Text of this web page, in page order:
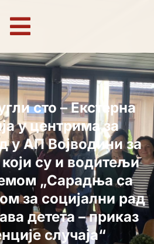
сто – Екстерна
у центрима за
у АП Војводини за
су и водитељи
„Сарадња са
за социјални рад
детета – приказ
случаја“